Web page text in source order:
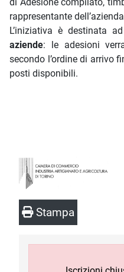
rappresentante
L’iniziativa è destinata
aziende: le adesioni
secondo l’ordine di arrivo
posti disponibili.
Stampa